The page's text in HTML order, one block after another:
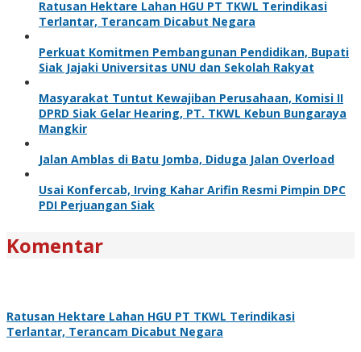
Ratusan Hektare Lahan HGU PT TKWL Terindikasi
Terlantar, Terancam Dicabut Negara
Perkuat Komitmen Pembangunan Pendidikan, Bupati
Siak Jajaki Universitas UNU dan Sekolah Rakyat
Masyarakat Tuntut Kewajiban Perusahaan, Komisi II
DPRD Siak Gelar Hearing, PT. TKWL Kebun Bungaraya
Mangkir
Jalan Amblas di Batu Jomba, Diduga Jalan Overload
Usai Konfercab, Irving Kahar Arifin Resmi Pimpin DPC
PDI Perjuangan Siak
Komentar
Ratusan Hektare Lahan HGU PT TKWL Terindikasi
Terlantar, Terancam Dicabut Negara